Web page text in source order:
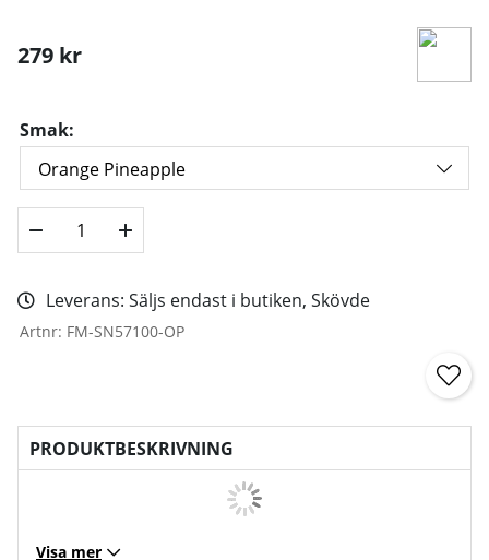
279 kr
Smak:
Leverans: Säljs endast i butiken, Skövde
Artnr: FM-SN57100-OP
PRODUKTBESKRIVNING
Visa mer